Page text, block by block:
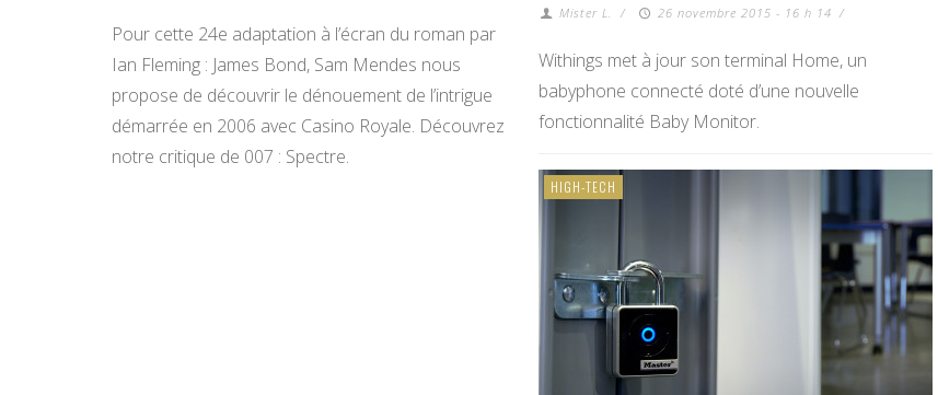
Pour cette 24e adaptation à l’écran du roman par
Ian Fleming : James Bond, Sam Mendes nous
propose de découvrir le dénouement de l’intrigue
démarrée en 2006 avec Casino Royale. Découvrez
notre critique de 007 : Spectre.
Mister L. / 26 novembre 2015 - 16 h 14 /
Withings met à jour son terminal Home, un
babyphone connecté doté d’une nouvelle
fonctionnalité Baby Monitor.
HIGH-TECH